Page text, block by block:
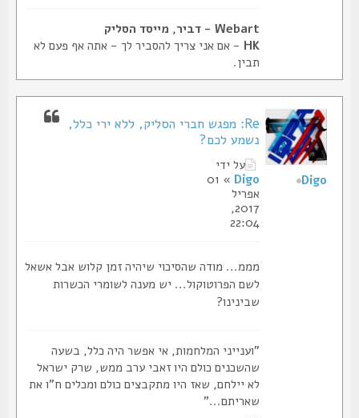
Webart - דביר, מייסד הסליק
- אם אני צריך להסביר לך - אתה אף פעם לא
תבין.
Re: מפגש חברי הסליק, ללא ירי כלל,
נשמע לכם?
על ידי
Digo
» 01
אפריל
2017,
22:04
מממ... מודה שהסיכוי שיהיה זמן קלוש אבל אשאל
לשם הפרוטוקול... יש מענה לשומרי הכשרות
שבינינו?
"וענייני המלחמות, אי אפשר היה כלל, בשעה
שהשכנים כולם היו זאבי ערב ממש, שרק ישראל
לא יילחם, שאז היו מתקבצים כולם ומכלים ח"ו את
שאריתם..."
Digo